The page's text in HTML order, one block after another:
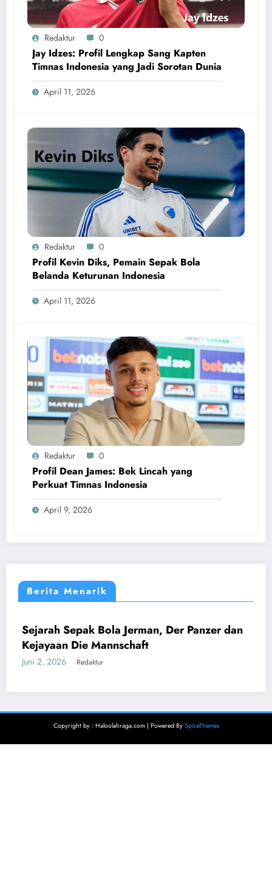
Redaktur 0
Jay Idzes: Profil Lengkap Sang Kapten
Timnas Indonesia yang Jadi Sorotan Dunia
April 11, 2026
Redaktur 0
Profil Kevin Diks, Pemain Sepak Bola
Belanda Keturunan Indonesia
April 11, 2026
Redaktur 0
Profil Dean James: Bek Lincah yang
Perkuat Timnas Indonesia
April 9, 2026
Berita Menarik
dan DUNIA